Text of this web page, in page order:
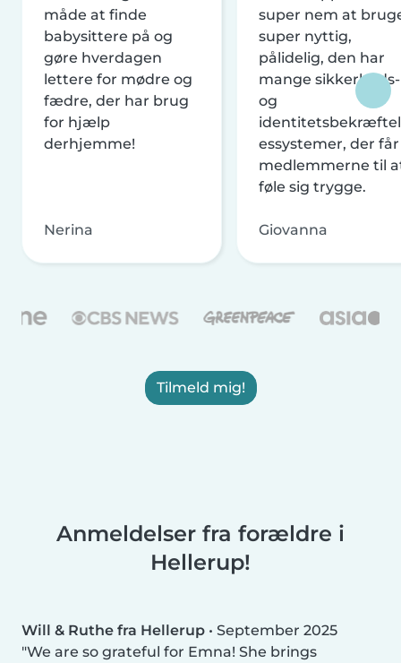
måde at finde
babysittere på og
gøre hverdagen
lettere for mødre og
fædre, der har brug
for hjælp
derhjemme!
Nerina
super nem at
super nyttig,
pålidelig, den har
mange sikkerheds-
og
essystemer, der får
medlemmerne til
føle sig trygge.
Giovanna
Tilmeld mig!
Anmeldelser fra forældre i
Hellerup!
Will & Ruthe fra Hellerup • September 2025
We are so grateful for Emna! She brings